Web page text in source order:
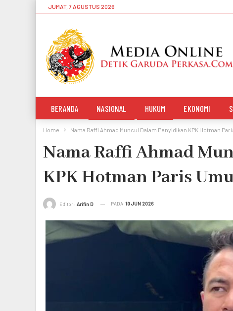
JUMAT, 7 AGUSTUS 2026
BERANDA NASIONAL HUKUM EKONOMI
Home Nama Raffi Ahmad Muncul Dalam Penyidikan KPK Hotman
Nama Raffi Ahmad
KPK Hotman Paris
Editor: Arifin D PADA 10 JUN 2026